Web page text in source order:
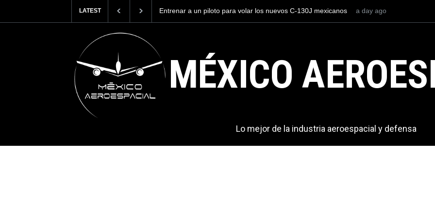
LATEST
Con 35,900 pasajeros el AIFA está entre los aeropuertos con
AICM.
La industria naval
MÉXICO
Lo mejor de la industria aeroespacial y defensa